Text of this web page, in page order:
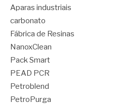
Aparas industriais
carbonato
Fábrica de Resinas
NanoxClean
Pack Smart
PEAD PCR
Petroblend
PetroPurga